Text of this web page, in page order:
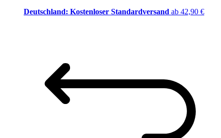
Deutschland: Kostenloser Standardversand ab 42,90 €